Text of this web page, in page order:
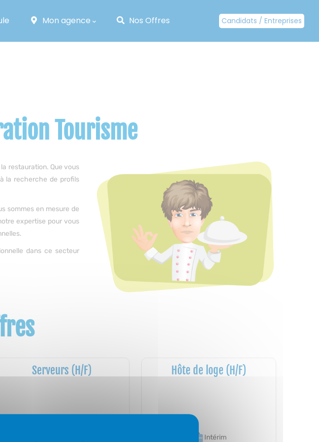
Mon agence Nos Offres Candidats / Entreprises
Tourisme
restauration. Que vous
la recherche de profils
sommes en mesure de
expertise pour vous
dans ce secteur
Serveurs (H/F) Hôte de loge (H/F)
Intérim